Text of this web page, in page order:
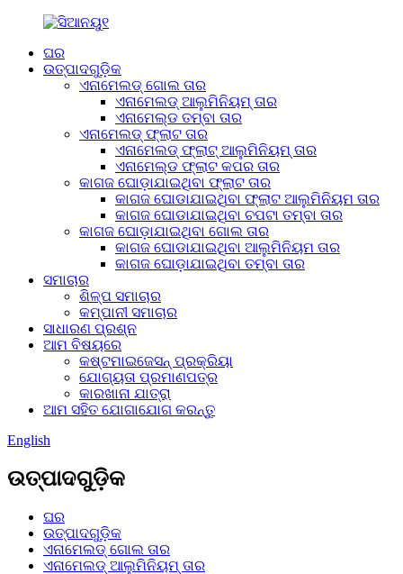
ଘର
ଉତ୍ପାଦଗୁଡ଼ିକ
ଏନାମେଲଡ୍ ଗୋଲ ତାର
ଏନାମେଲଡ୍ ଆଲୁମିନିୟମ୍ ତାର
ଏନାମେଲ୍ଡ ତମ୍ବା ତାର
ଏନାମେଲଡ୍ ଫ୍ଲାଟ ତାର
ଏନାମେଲଡ୍ ଫ୍ଲାଟ୍ ଆଲୁମିନିୟମ୍ ତାର
ଏନାମେଲ୍ଡ ଫ୍ଲାଟ କପର ତାର
କାଗଜ ଘୋଡ଼ାଯାଇଥିବା ଫ୍ଲାଟ ତାର
କାଗଜ ଘୋଡାଯାଇଥିବା ଫ୍ଲାଟ ଆଲୁମିନିୟମ ତାର
କାଗଜ ଘୋଡାଯାଇଥିବା ଚପଟା ତମ୍ବା ତାର
କାଗଜ ଘୋଡ଼ାଯାଇଥିବା ଗୋଲ ତାର
କାଗଜ ଘୋଡାଯାଇଥିବା ଆଲୁମିନିୟମ ତାର
କାଗଜ ଘୋଡ଼ାଯାଇଥିବା ତମ୍ବା ତାର
ସମାଚାର
ଶିଳ୍ପ ସମାଚାର
କମ୍ପାନୀ ସମାଚାର
ସାଧାରଣ ପ୍ରଶ୍ନ
ଆମ ବିଷୟରେ
କଷ୍ଟମାଇଜେସନ୍ ପ୍ରକ୍ରିୟା
ଯୋଗ୍ୟତା ପ୍ରମାଣପତ୍ର
କାରଖାନା ଯାତ୍ରା
ଆମ ସହିତ ଯୋଗାଯୋଗ କରନ୍ତୁ
English
ଉତ୍ପାଦଗୁଡ଼ିକ
ଘର
ଉତ୍ପାଦଗୁଡ଼ିକ
ଏନାମେଲଡ୍ ଗୋଲ ତାର
ଏନାମେଲଡ୍ ଆଲୁମିନିୟମ୍ ତାର